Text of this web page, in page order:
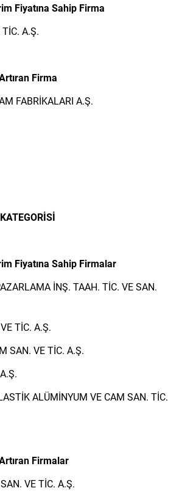
Fiyatına Sahip Firma
A.Ş.
Firma
FABRİKALARI A.Ş.
Fiyatına Sahip Firmalar
İNŞ. TAAH. TİC. VE SAN.
TİC. A.Ş.
SAN. VE TİC. A.Ş.
ALÜMİNYUM VE CAM SAN. TİC.
Firmalar
VE TİC. A.Ş.